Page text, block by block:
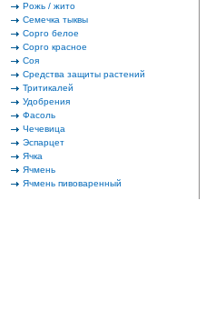
Рожь / жито
Семечка тыквы
Сорго белое
Сорго красное
Соя
Средства защиты растений
Тритикалей
Удобрения
Фасоль
Чечевица
Эспарцет
Ячка
Ячмень
Ячмень пивоваренный